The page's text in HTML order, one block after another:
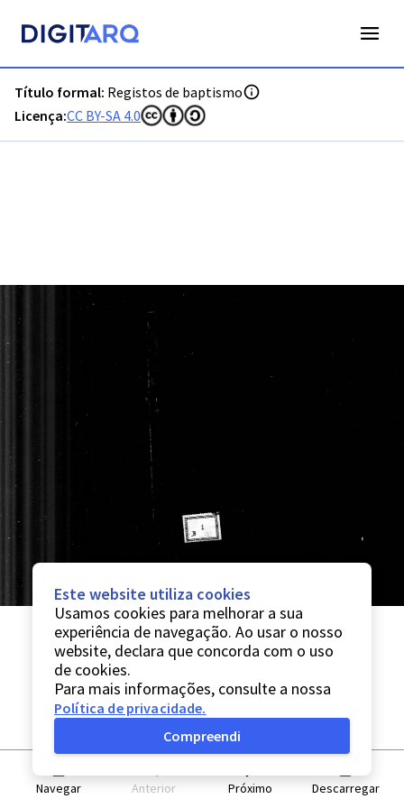
Título formal: Registos de baptismo
Licença:CC BY-SA 4.0
Navegar Anterior Próximo Descarregar
Este website utiliza cookies
Usamos cookies para melhorar a sua
experiência de navegação. Ao usar o nosso
website, declara que concorda com o uso
de cookies.
Para mais informações, consulte a nossa
Política de privacidade.
Compreendi